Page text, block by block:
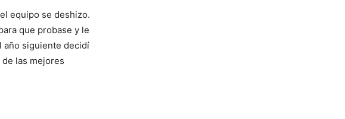
equipo se deshizo.
que probase y le
año siguiente decidí
las mejores